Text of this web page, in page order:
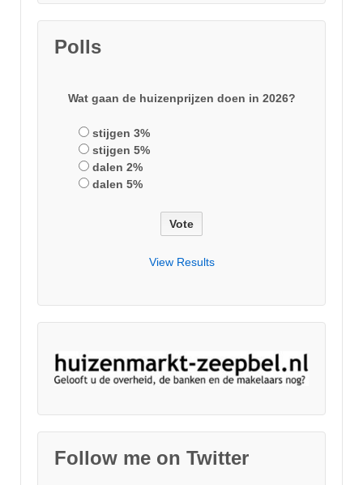
Polls
Wat gaan de huizenprijzen doen in 2026?
stijgen 3%
stijgen 5%
dalen 2%
dalen 5%
View Results
Follow me on Twitter